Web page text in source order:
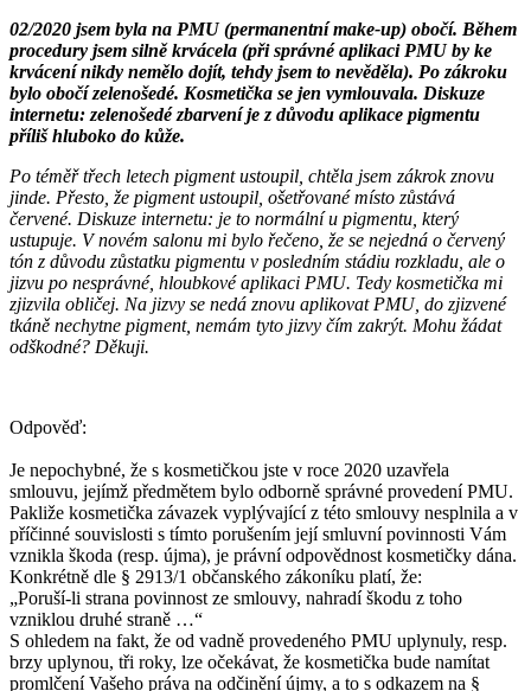
02/2020 jsem byla na PMU (permanentní make-up) obočí. Během
procedury jsem silně krvácela (při správné aplikaci PMU by ke
krvácení nikdy nemělo dojít, tehdy jsem to nevěděla). Po zákroku
bylo obočí zelenošedé. Kosmetička se jen vymlouvala. Diskuze
internetu: zelenošedé zbarvení je z důvodu aplikace pigmentu
příliš hluboko do kůže.
Po téměř třech letech pigment ustoupil, chtěla jsem zákrok znovu
jinde. Přesto, že pigment ustoupil, ošetřované místo zůstává
červené. Diskuze internetu: je to normální u pigmentu, který
ustupuje. V novém salonu mi bylo řečeno, že se nejedná o červený
tón z důvodu zůstatku pigmentu v posledním stádiu rozkladu, ale o
jizvu po nesprávné, hloubkové aplikaci PMU. Tedy kosmetička mi
zjizvila obličej. Na jizvy se nedá znovu aplikovat PMU, do zjizvené
tkáně nechytne pigment, nemám tyto jizvy čím zakrýt. Mohu žádat
odškodné? Děkuji.
Odpověď:
Je nepochybné, že s kosmetičkou jste v roce 2020 uzavřela
smlouvu, jejímž předmětem bylo odborně správné provedení PMU.
Pakliže kosmetička závazek vyplývající z této smlouvy nesplnila a v
příčinné souvislosti s tímto porušením její smluvní povinnosti Vám
vznikla škoda (resp. újma), je právní odpovědnost kosmetičky dána.
Konkrétně dle § 2913/1 občanského zákoníku platí, že:
„Poruší-li strana povinnost ze smlouvy, nahradí škodu z toho
vzniklou druhé straně …“
S ohledem na fakt, že od vadně provedeného PMU uplynuly, resp.
brzy uplynou, tři roky, lze očekávat, že kosmetička bude namítat
promlčení Vašeho práva na odčinění újmy, a to s odkazem na §